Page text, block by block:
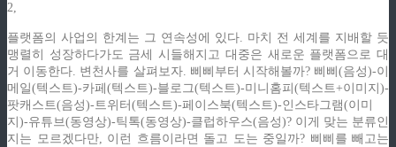
2,
플랫폼의 사업의 한계는 그 연속성에 있다. 마치 전 세계를 지배할 듯
맹렬히 성장하다가도 금세 시들해지고 대중은 새로운 플랫폼으로 대
거 이동한다. 변천사를 살펴보자. 삐삐부터 시작해볼까? 삐삐(음성)-이
메일(텍스트)-카페(텍스트)-블로그(텍스트)-미니홈피(텍스트+이미지)-
팟캐스트(음성)-트위터(텍스트)-페이스북(텍스트)-인스타그램(이미
지)-유튜브(동영상)-틱톡(동영상)-클럽하우스(음성)? 이게 맞는 분류인
지는 모르겠다만, 이런 흐름이라면 돌고 도는 중일까? 삐삐를 빼고는